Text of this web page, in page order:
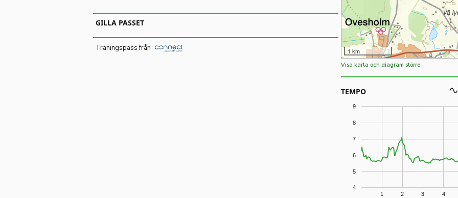
GILLA PASSET
Träningspass från 1 km
Visa karta och diagram större
TEMPO
1 2 3 4
4
5
6
7
8
9